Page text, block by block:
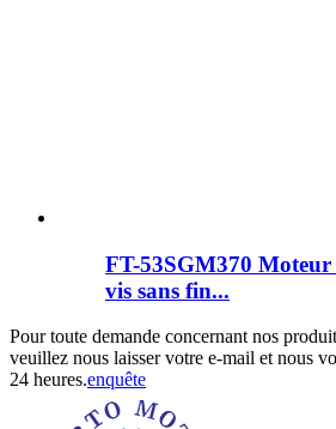
FT-53SGM370 Moteur
vis sans fin...
Pour toute demande concernant nos
veuillez nous laisser votre e-mail et nous
24 heures.enquête